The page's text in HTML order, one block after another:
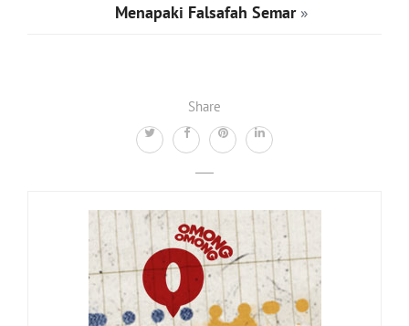
Share
Menapaki Falsafah Semar»